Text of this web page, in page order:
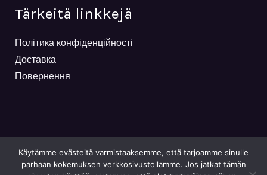
Tärkeitä linkkejä
Політика конфіденційності
Доставка
Повернення
Käytämme evästeitä varmistaaksemme, että tarjoamme sinulle
parhaan kokemuksen verkkosivustollamme. Jos jatkat tämän